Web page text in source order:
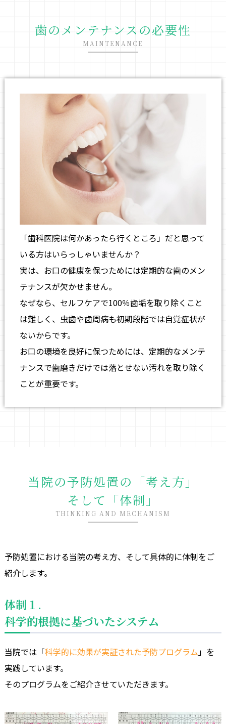
歯のメンテナンスの必要性
MAINTENANCE
「歯科医院は何かあったら行くところ」だと思って
いる方はいらっしゃいませんか？
実は、お口の健康を保つためには定期的な歯のメン
テナンスが欠かせません。
なぜなら、セルフケアで100％歯垢を取り除くこと
は難しく、虫歯や歯周病も初期段階では自覚症状が
ないからです。
お口の環境を良好に保つためには、定期的なメンテ
ナンスで歯磨きだけでは落とせない汚れを取り除く
ことが重要です。
当院の予防処置の「考え方」
そして「体制」
THINKING AND MECHANISM
予防処置における当院の考え方、そして具体的に体制をご
紹介します。
体制１.
科学的根拠に基づいたシステム
当院では「科学的に効果が実証された予防プログラム 」を
実践しています。
そのプログラムをご紹介させていただきます。